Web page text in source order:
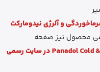
و آلرژی نیدومارکت
محصول نیز صفحه
Panadol Cold & Flu Vapour Release + Decongestant در سایت رسمی